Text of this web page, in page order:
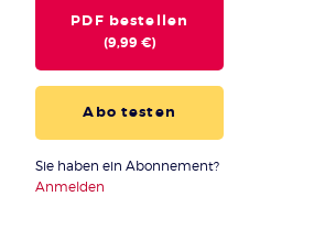
PDF bestellen
(9,99 €)
Abo testen
Sie haben ein Abonnement?
Anmelden